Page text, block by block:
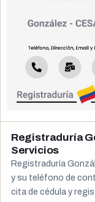
Registraduría
Servicios
Registraduría
y su teléfono de
cita de cédula y